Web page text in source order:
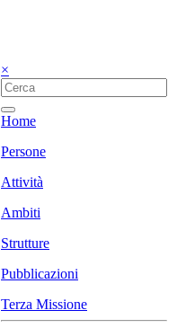
×
Home
Persone
Attività
Ambiti
Strutture
Pubblicazioni
Terza Missione